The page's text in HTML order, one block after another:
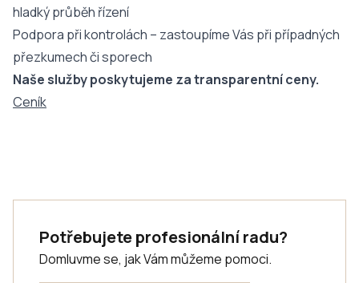
hladký průběh řízení
Podpora při kontrolách – zastoupíme Vás při případných
přezkumech či sporech
Naše služby poskytujeme za transparentní ceny.
Ceník
Potřebujete profesionální radu?
Domluvme se, jak Vám můžeme pomoci.